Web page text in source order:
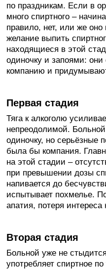
по праздникам. Если в
много спиртного –
правило, нет, или же
желание выпить
находящиеся в этой
одиночку и запоями: они
компанию и
Первая стадия
Тяга к алкоголю
непреодолимой.
одиночку, но серьёзные
была бы компания.
на этой стадии –
при превышении дозы
напивается до
испытывает похмелье.
апатия, потеря
Вторая стадия
Больной уже не
употребляет спиртное